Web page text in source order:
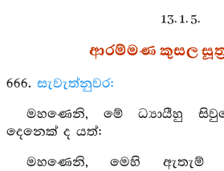
13. 1. 5.
ආරම්මණ කුසල
666. සැවැත්නුවර:
මහණෙනි, මේ ධ්‍යායීහු
දෙනෙක් ද යත්:
මහණෙනි, මෙහි ඇතැම්